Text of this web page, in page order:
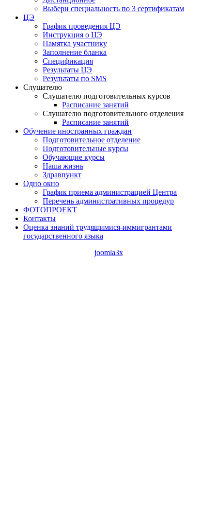
Выбери специальность по 3 сертификатам
ЦЭ
График проведения ЦЭ
Инструкция о ЦЭ
Памятка участнику
Заполнение бланка
Спецификация
Результаты ЦЭ
Результаты по SMS
Слушателю
Слушателю подготовительных курсов
Расписание занятий
Слушателю подготовительного отделения
Расписание занятий
Обучение иностранных граждан
Подготовительное отделение
Подготовительные курсы
Обучающие курсы
Наша жизнь
Здравпункт
Одно окно
График приема администрацией Центра
Перечень административных процедур
ФОТОПРОЕКТ
Контакты
Оценка знаний трудящимися-иммигрантами
государственного языка
joomla3x